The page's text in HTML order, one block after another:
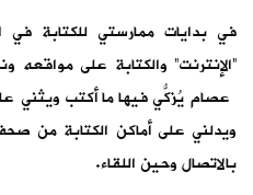
في بدايات ممارستي للكتابة
“الإنترنت” والكتابة على مواقعه
عصام يُزكّي فيها ما أكتب ويُثني
ويدلني على أماكن الكتابة من
بالاتصال وحين اللقاء.